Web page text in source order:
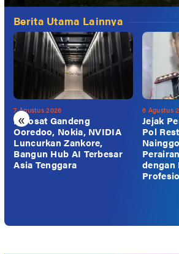
Berita Utama Lainnya
«
7 Agustus 2026
Indosat Gandeng
Ooredoo, Nokia, NVIDIA
Luncurkan Zankore,
Bangun Hub AI Terbesar
Asia Tenggara
6 Agustus
Jejak
Pol
dengan